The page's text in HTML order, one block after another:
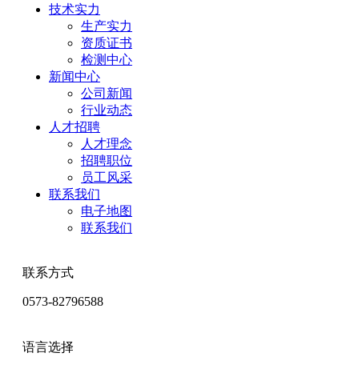
技术实力
生产实力
资质证书
检测中心
新闻中心
公司新闻
行业动态
人才招聘
人才理念
招聘职位
员工风采
联系我们
电子地图
联系我们
联系方式
0573-82796588
语言选择